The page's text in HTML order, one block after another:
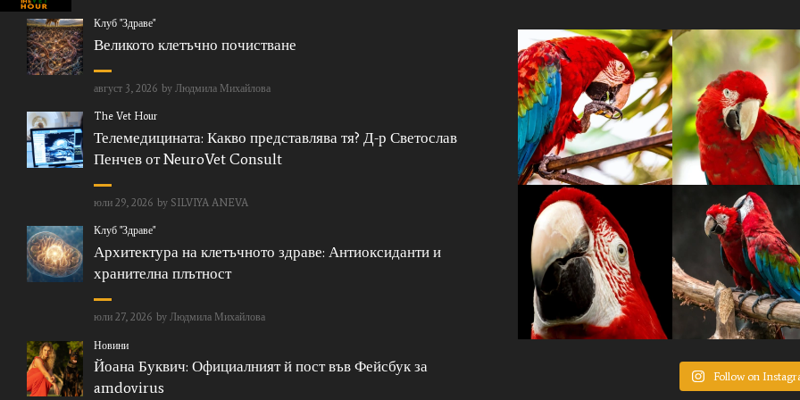
Клуб "Здраве"
Великото клетъчно почистване
август 3, 2026 by Людмила Михайлова
The Vet Hour
Телемедицината: Какво представлява тя? Д-р Светослав
Пенчев от NeuroVet Consult
юли 29, 2026 by SILVIYA ANEVA
Клуб "Здраве"
Архитектура на клетъчното здраве: Антиоксиданти и
хранителна плътност
юли 27, 2026 by Людмила Михайлова
Новини
Йоана Буквич: Официалният й пост във Фейсбук за
amdovirus
Follow on